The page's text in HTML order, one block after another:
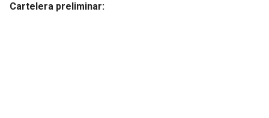
Cartelera preliminar: